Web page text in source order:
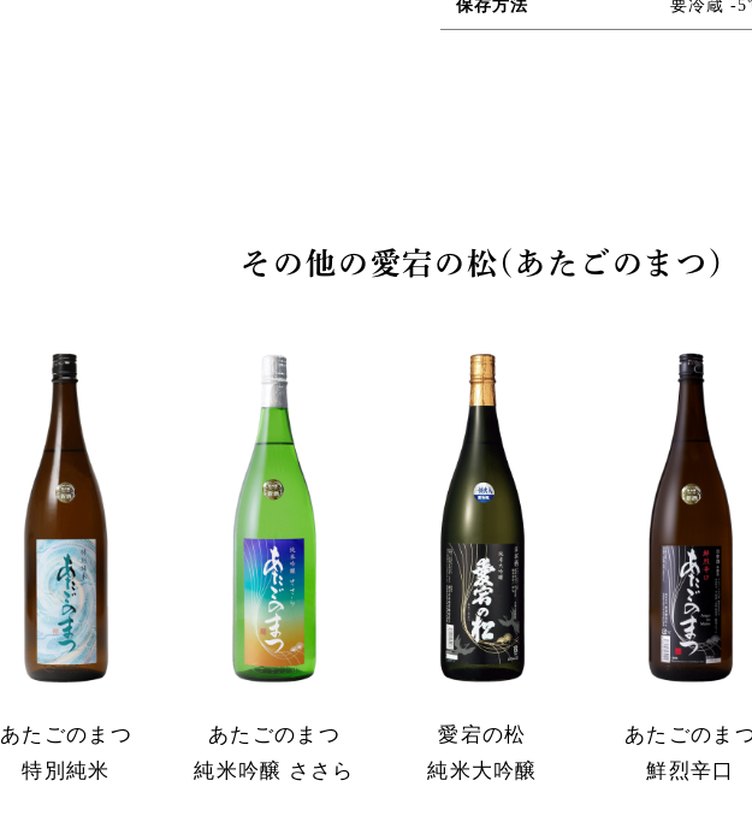
保存方法 要冷蔵 -
その他の愛宕の松(あたごのまつ)
あたごのまつ
特別純米
あたごのまつ
純米吟醸 ささら
愛宕の松
純米大吟醸
あたごのま
鮮烈辛口